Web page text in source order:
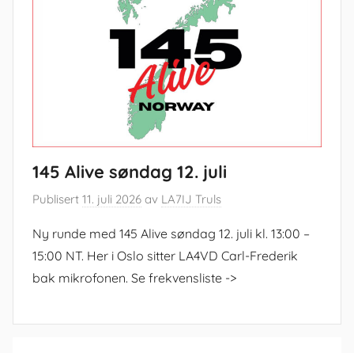
145 Alive søndag 12. juli
Publisert 11. juli 2026 av LA7IJ Truls
Ny runde med 145 Alive søndag 12. juli kl. 13:00 –
15:00 NT. Her i Oslo sitter LA4VD Carl-Frederik
bak mikrofonen. Se frekvensliste ->